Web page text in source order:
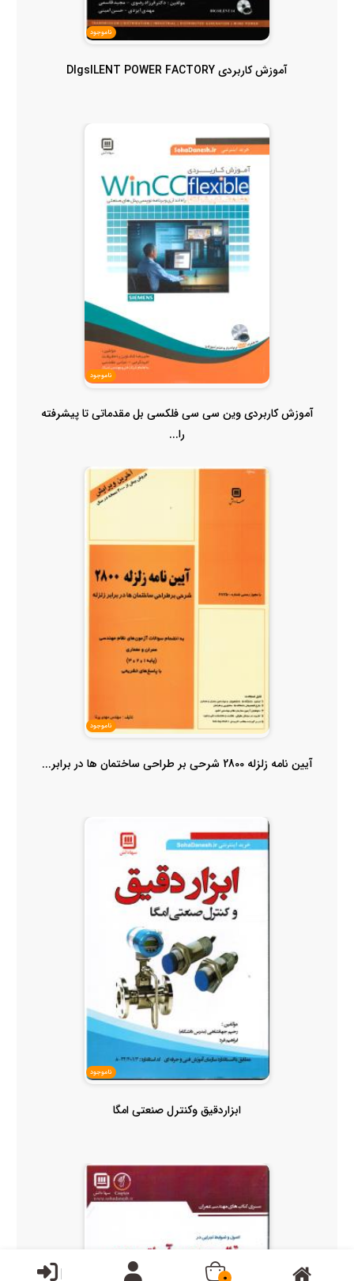
ناموجود
آموزش کاربردی DIgsILENT POWER FACTORY
ناموجود
آموزش کاربردی وین سی سی فلکسی بل مقدماتی تا پیشرفته
را...
ناموجود
آیین نامه زلزله 2800 شرحی بر طراحی ساختمان ها در برابر...
ناموجود
ابزاردقیق وکنترل صنعتی امگا
0